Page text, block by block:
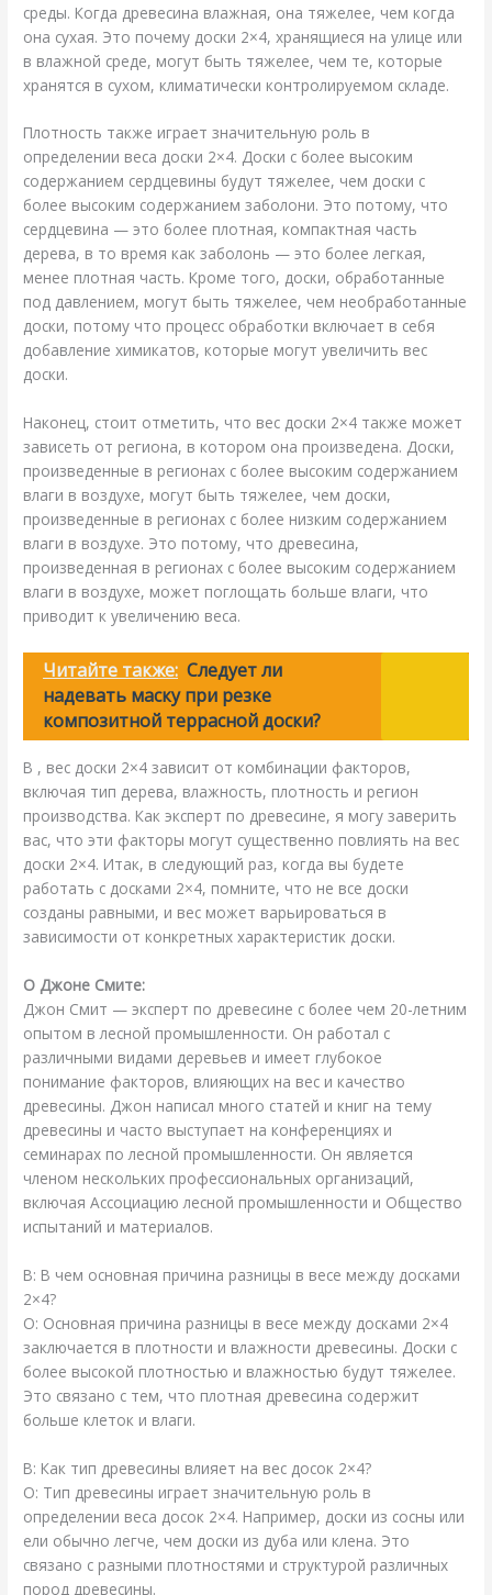
среды. Когда древесина влажная, она тяжелее, чем когда
она сухая. Это почему доски 2×4, хранящиеся на улице или
в влажной среде, могут быть тяжелее, чем те, которые
хранятся в сухом, климатически контролируемом складе.
Плотность также играет значительную роль в
определении веса доски 2×4. Доски с более высоким
содержанием сердцевины будут тяжелее, чем доски с
более высоким содержанием заболони. Это потому, что
сердцевина — это более плотная, компактная часть
дерева, в то время как заболонь — это более легкая,
менее плотная часть. Кроме того, доски, обработанные
под давлением, могут быть тяжелее, чем необработанные
доски, потому что процесс обработки включает в себя
добавление химикатов, которые могут увеличить вес
доски.
Наконец, стоит отметить, что вес доски 2×4 также может
зависеть от региона, в котором она произведена. Доски,
произведенные в регионах с более высоким содержанием
влаги в воздухе, могут быть тяжелее, чем доски,
произведенные в регионах с более низким содержанием
влаги в воздухе. Это потому, что древесина,
произведенная в регионах с более высоким содержанием
влаги в воздухе, может поглощать больше влаги, что
приводит к увеличению веса.
Читайте также: Следует ли
надевать маску при резке
композитной террасной доски?
В , вес доски 2×4 зависит от комбинации факторов,
включая тип дерева, влажность, плотность и регион
производства. Как эксперт по древесине, я могу заверить
вас, что эти факторы могут существенно повлиять на вес
доски 2×4. Итак, в следующий раз, когда вы будете
работать с досками 2×4, помните, что не все доски
созданы равными, и вес может варьироваться в
зависимости от конкретных характеристик доски.
О Джоне Смите:
Джон Смит — эксперт по древесине с более чем 20-летним
опытом в лесной промышленности. Он работал с
различными видами деревьев и имеет глубокое
понимание факторов, влияющих на вес и качество
древесины. Джон написал много статей и книг на тему
древесины и часто выступает на конференциях и
семинарах по лесной промышленности. Он является
членом нескольких профессиональных организаций,
включая Ассоциацию лесной промышленности и Общество
испытаний и материалов.
В: В чем основная причина разницы в весе между досками
2×4?
О: Основная причина разницы в весе между досками 2×4
заключается в плотности и влажности древесины. Доски с
более высокой плотностью и влажностью будут тяжелее.
Это связано с тем, что плотная древесина содержит
больше клеток и влаги.
В: Как тип древесины влияет на вес досок 2×4?
О: Тип древесины играет значительную роль в
определении веса досок 2×4. Например, доски из сосны или
ели обычно легче, чем доски из дуба или клена. Это
связано с разными плотностями и структурой различных
пород древесины.